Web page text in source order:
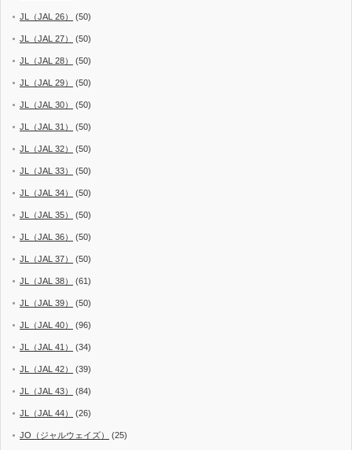
JL（JAL 26） (50)
JL（JAL 27） (50)
JL（JAL 28） (50)
JL（JAL 29） (50)
JL（JAL 30） (50)
JL（JAL 31） (50)
JL（JAL 32） (50)
JL（JAL 33） (50)
JL（JAL 34） (50)
JL（JAL 35） (50)
JL（JAL 36） (50)
JL（JAL 37） (50)
JL（JAL 38） (61)
JL（JAL 39） (50)
JL（JAL 40） (96)
JL（JAL 41） (34)
JL（JAL 42） (39)
JL（JAL 43） (84)
JL（JAL 44） (26)
JO（ジャルウェイズ） (25)